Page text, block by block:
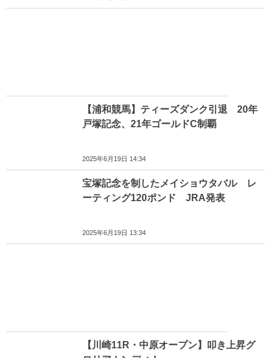
【浦和競馬】ティーズダンク引退 20年
戸塚記念、21年ゴールドC制覇
2025年6月19日 14:34
宝塚記念を制したメイショウタバル レ
ーティング120ポンド JRA発表
2025年6月19日 13:34
【川崎11R・中原オープン】叩き上昇グ